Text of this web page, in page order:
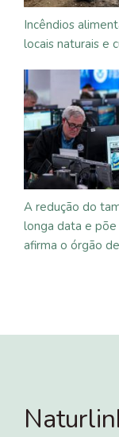
Incêndios
locais naturais e
A redução do
longa data e
afirma o órgão